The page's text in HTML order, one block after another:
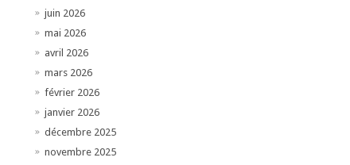
juin 2026
mai 2026
avril 2026
mars 2026
février 2026
janvier 2026
décembre 2025
novembre 2025